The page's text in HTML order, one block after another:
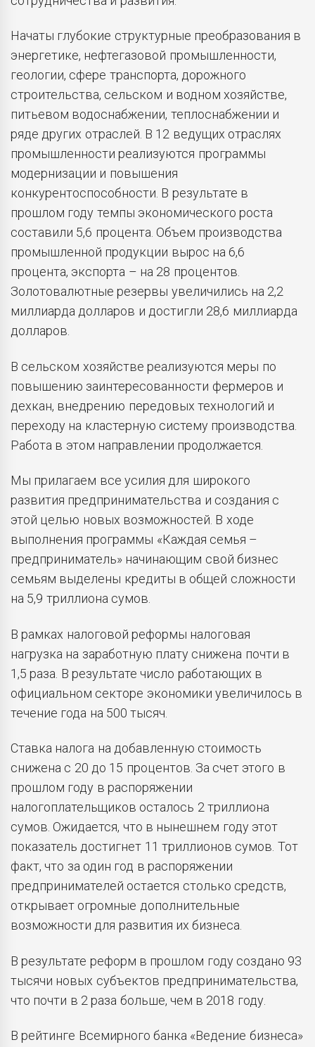
Начаты глубокие структурные преобразования в
энергетике, нефтегазовой промышленности,
геологии, сфере транспорта, дорожного
строительства, сельском и водном хозяйстве,
питьевом водоснабжении, теплоснабжении и
ряде других отраслей. В 12 ведущих отраслях
промышленности реализуются программы
модернизации и повышения
конкурентоспособности. В результате в
прошлом году темпы экономического роста
составили 5,6 процента. Объем производства
промышленной продукции вырос на 6,6
процента, экспорта – на 28 процентов.
Золотовалютные резервы увеличились на 2,2
миллиарда долларов и достигли 28,6 миллиарда
долларов.
В сельском хозяйстве реализуются меры по
повышению заинтересованности фермеров и
дехкан, внедрению передовых технологий и
переходу на кластерную систему производства.
Работа в этом направлении продолжается.
Мы прилагаем все усилия для широкого
развития предпринимательства и создания с
этой целью новых возможностей. В ходе
выполнения программы «Каждая семья –
предприниматель» начинающим свой бизнес
семьям выделены кредиты в общей сложности
на 5,9 триллиона сумов.
В рамках налоговой реформы налоговая
нагрузка на заработную плату снижена почти в
1,5 раза. В результате число работающих в
официальном секторе экономики увеличилось в
течение года на 500 тысяч.
Ставка налога на добавленную стоимость
снижена с 20 до 15 процентов. За счет этого в
прошлом году в распоряжении
налогоплательщиков осталось 2 триллиона
сумов. Ожидается, что в нынешнем году этот
показатель достигнет 11 триллионов сумов. Тот
факт, что за один год в распоряжении
предпринимателей остается столько средств,
открывает огромные дополнительные
возможности для развития их бизнеса.
В результате реформ в прошлом году создано 93
тысячи новых субъектов предпринимательства,
что почти в 2 раза больше, чем в 2018 году.
В рейтинге Всемирного банка «Ведение бизнеса»